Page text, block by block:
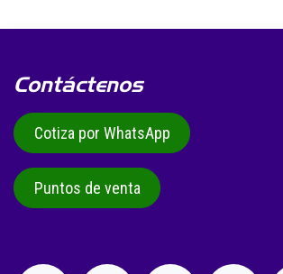
Contáctenos
Cotiza por WhatsApp
Puntos de venta